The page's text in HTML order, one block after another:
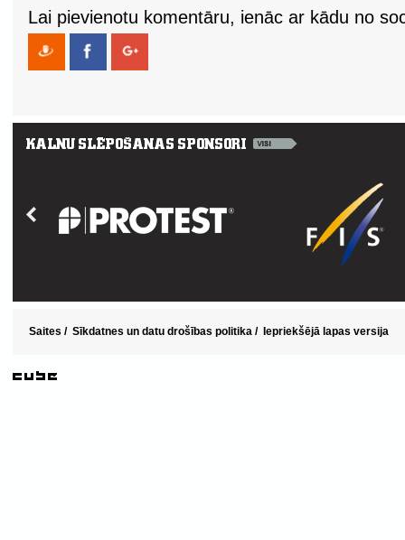
Lai pievienotu komentāru, ienāc ar kādu no
Saites / Sīkdatnes un datu drošības politika / Iepriekšējā lapas versija